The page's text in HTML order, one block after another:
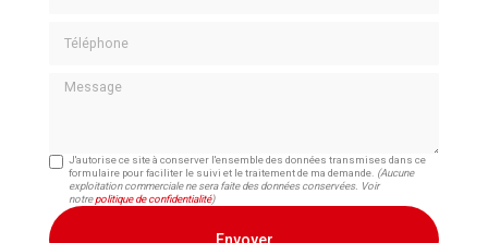
Message
J'autorise ce site à conserver l'ensemble des données transmises dans ce
formulaire pour faciliter le suivi et le traitement de ma demande. (Aucune
exploitation commerciale ne sera faite des données conservées. Voir
notrepolitique de confidentialité)